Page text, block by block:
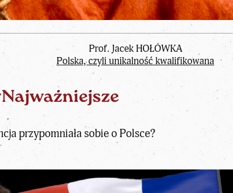
Prof. Jacek HOŁÓWKA
Polska, czyli unikalność kwalifikowana
przypomniała sobie o Polsce?